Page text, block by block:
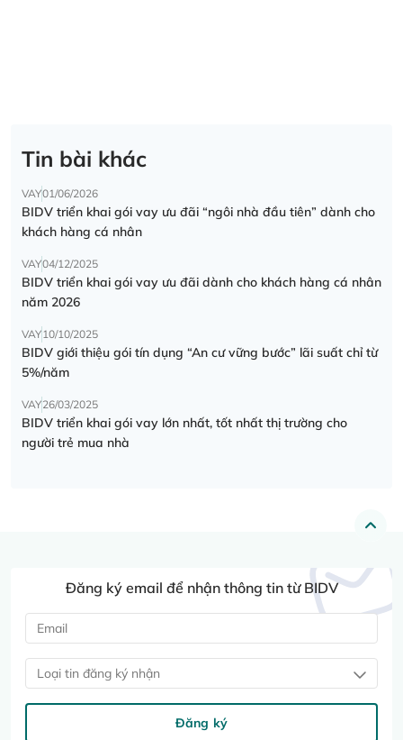
Tin bài khác
VAY01/06/2026
BIDV triển khai gói vay ưu đãi “ngôi nhà đầu tiên” dành cho
khách hàng cá nhân
VAY04/12/2025
BIDV triển khai gói vay ưu đãi dành cho khách hàng cá nhân
năm 2026
VAY10/10/2025
BIDV giới thiệu gói tín dụng “An cư vững bước” lãi suất chỉ từ
5%/năm
VAY26/03/2025
BIDV triển khai gói vay lớn nhất, tốt nhất thị trường cho
người trẻ mua nhà
Đăng ký email để nhận thông tin từ BIDV
Loại tin đăng ký nhận
Đăng ký